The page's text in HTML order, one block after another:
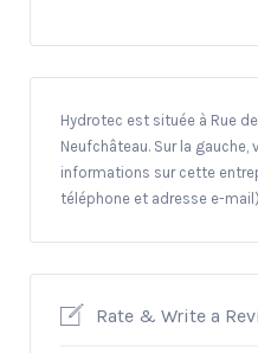
Hydrotec est située à Rue
Neufchâteau. Sur la
informations sur cette
téléphone et adresse e-
Rate & Write a